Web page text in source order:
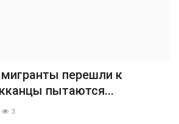
перешли к
пытаются...
3